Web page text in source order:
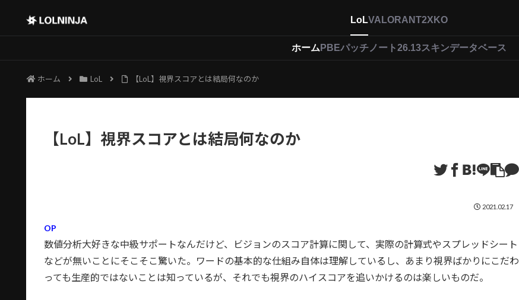
LoLVALORANT2XKO
ホーム PBEパッチノート26.13スキンデータベース
ホーム LoL 【LoL】視界スコアとは結局何なのか
【LoL】視界スコアとは結局何なのか
2021.02.17
OP
数値分析大好きな中級サポートなんだけど、ビジョンのスコア計算に関して、実際の計算式やスプレッドシート
などが無いことにそこそこ驚いた。ワードの基本的な仕組み自体は理解しているし、あまり視界ばかりにこだわ
っても生産的ではないことは知っているが、それでも視界のハイスコアを追いかけるのは楽しいものだ。